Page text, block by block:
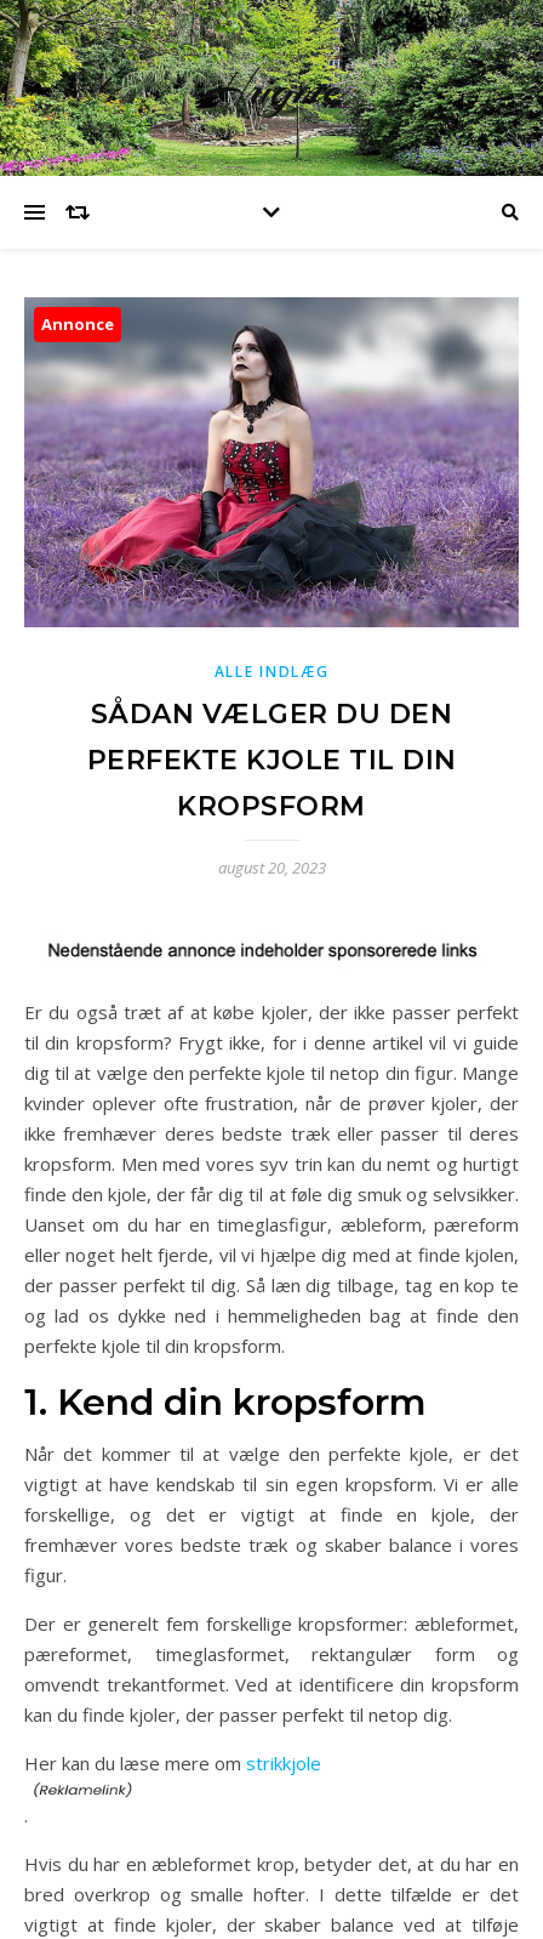
Hugme
Annonce
ALLE INDLÆG
SÅDAN VÆLGER DU DEN
PERFEKTE KJOLE TIL DIN
KROPSFORM
august 20, 2023
Er du også træt af at købe kjoler, der ikke passer perfekt
til din kropsform? Frygt ikke, for i denne artikel vil vi guide
dig til at vælge den perfekte kjole til netop din figur. Mange
kvinder oplever ofte frustration, når de prøver kjoler, der
ikke fremhæver deres bedste træk eller passer til deres
kropsform. Men med vores syv trin kan du nemt og hurtigt
finde den kjole, der får dig til at føle dig smuk og selvsikker.
Uanset om du har en timeglasfigur, æbleform, pæreform
eller noget helt fjerde, vil vi hjælpe dig med at finde kjolen,
der passer perfekt til dig. Så læn dig tilbage, tag en kop te
og lad os dykke ned i hemmeligheden bag at finde den
perfekte kjole til din kropsform.
1. Kend din kropsform
Når det kommer til at vælge den perfekte kjole, er det
vigtigt at have kendskab til sin egen kropsform. Vi er alle
forskellige, og det er vigtigt at finde en kjole, der
fremhæver vores bedste træk og skaber balance i vores
figur.
Der er generelt fem forskellige kropsformer: æbleformet,
pæreformet, timeglasformet, rektangulær form og
omvendt trekantformet. Ved at identificere din kropsform
kan du finde kjoler, der passer perfekt til netop dig.
Her kan du læse mere om strikkjole
.
Hvis du har en æbleformet krop, betyder det, at du har en
bred overkrop og smalle hofter. I dette tilfælde er det
vigtigt at finde kjoler, der skaber balance ved at tilføje